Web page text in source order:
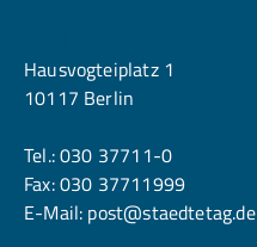
Hausvogteiplatz 1
10117 Berlin
Tel.:030 37711-0
Fax: 030 37711999
E-Mail: post@staedtetag.de